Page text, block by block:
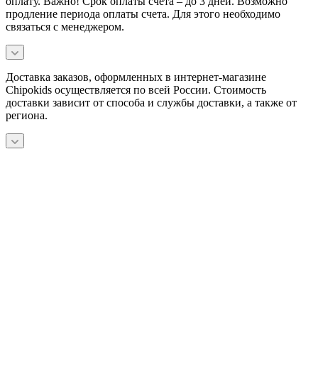
продление периода оплаты счета. Для этого необходимо
связаться с менеджером.
Доставка заказов, оформленных в интернет-магазине
Chipokids осуществляется по всей России. Стоимость
доставки зависит от способа и службы доставки, а также от
региона.